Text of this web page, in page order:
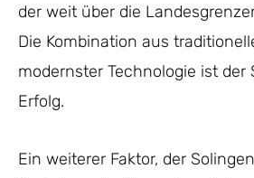
der weit über die
Die Kombination aus
modernster Technologie ist der
Erfolg.
Ein weiterer Faktor, der